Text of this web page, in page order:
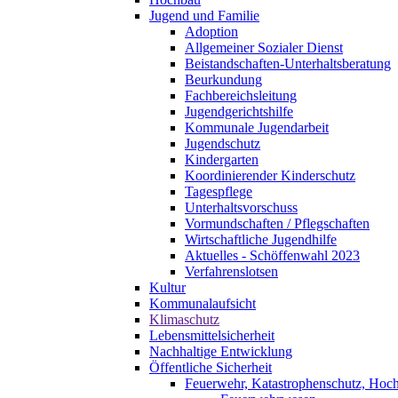
Jugend und Familie
Adoption
Allgemeiner Sozialer Dienst
Beistandschaften-Unterhaltsberatung
Beurkundung
Fachbereichsleitung
Jugendgerichtshilfe
Kommunale Jugendarbeit
Jugendschutz
Kindergarten
Koordinierender Kinderschutz
Tagespflege
Unterhaltsvorschuss
Vormundschaften / Pflegschaften
Wirtschaftliche Jugendhilfe
Aktuelles - Schöffenwahl 2023
Verfahrenslotsen
Kultur
Kommunalaufsicht
Klimaschutz
Lebensmittelsicherheit
Nachhaltige Entwicklung
Öffentliche Sicherheit
Feuerwehr, Katastrophenschutz,